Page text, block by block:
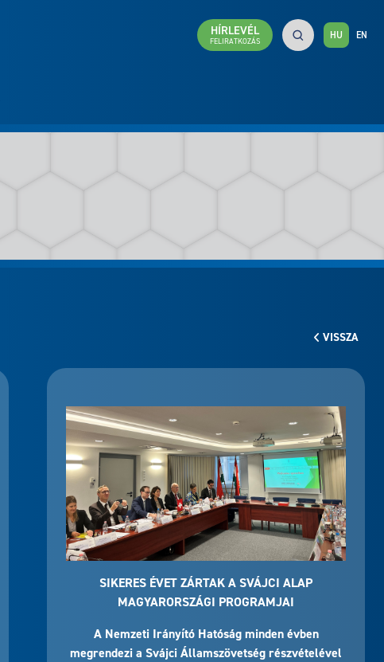
HÍRLEVÉL
FELIRATKOZÁS HU EN
VISSZA
SIKERES ÉVET ZÁRTAK A SVÁJCI ALAP
MAGYARORSZÁGI PROGRAMJAI
A Nemzeti Irányító Hatóság minden évben
megrendezi a Svájci Államszövetség részvételével